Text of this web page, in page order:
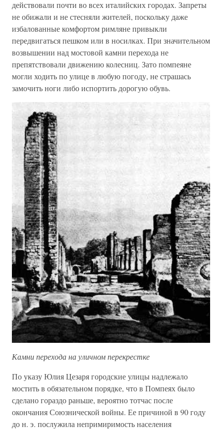
действовали почти во всех италийских городах. Запреты
не обижали и не стесняли жителей, поскольку даже
избалованные комфортом римляне привыкли
передвигаться пешком или в носилках. При значительном
возвышении над мостовой камни перехода не
препятствовали движению колесниц. Зато помпеяне
могли ходить по улице в любую погоду, не страшась
замочить ноги либо испортить дорогую обувь.
Камни перехода на уличном перекрестке
По указу Юлия Цезаря городские улицы надлежало
мостить в обязательном порядке, что в Помпеях было
сделано гораздо раньше, вероятно тотчас после
окончания Союзнической войны. Ее причиной в 90 году
до н. э. послужила непримиримость населения